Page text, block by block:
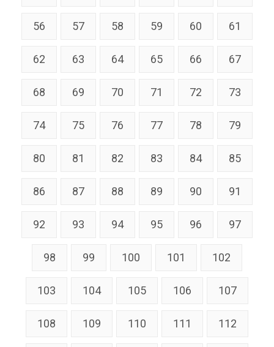
56 57 58 59 60 61
62 63 64 65 66 67
68 69 70 71 72 73
74 75 76 77 78 79
80 81 82 83 84 85
86 87 88 89 90 91
92 93 94 95 96 97
98 99 100 101 102
103 104 105 106 107
108 109 110 111 112